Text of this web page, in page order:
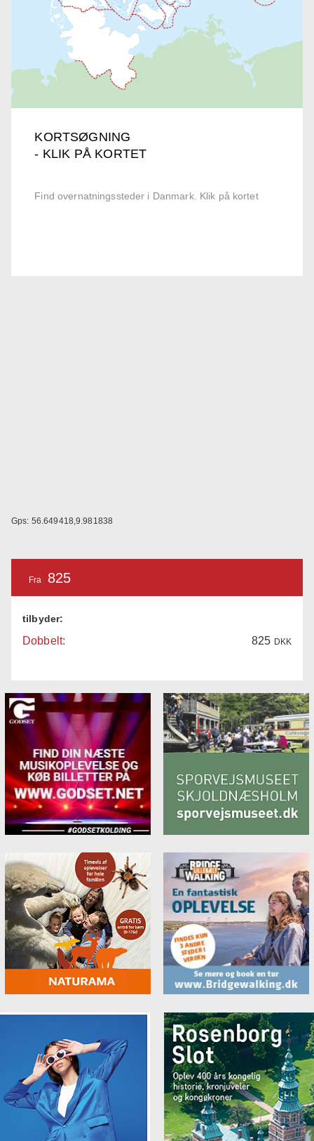
KORTSØGNING
- KLIK PÅ KORTET
Find overnatningssteder i Danmark. Klik på kortet
Gps: 56.649418,9.981838
Fra 825
tilbyder:
Dobbelt: 825 DKK